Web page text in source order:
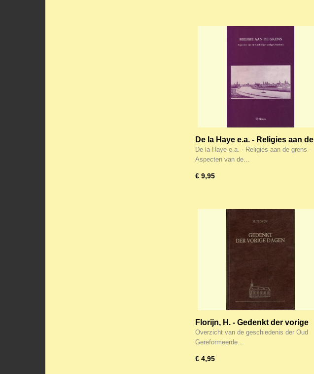
De la Haye e.a. - Religies aan de
grens - Aspecten van de
Limburgse kerkgeschiedenis
De la Haye e.a. - Religies aan de grens -
Aspecten van de…
€ 9,95
Florijn, H. - Gedenkt der vorige
dagen
Overzicht van de geschiedenis der Oud
Gereformeerde…
€ 4,95